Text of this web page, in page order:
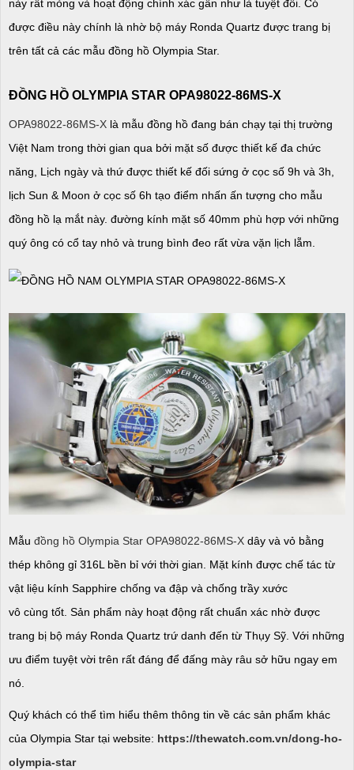
này rất mỏng và hoạt động chính xác gần như là tuyệt đối. Có
được điều này chính là nhờ bộ máy Ronda Quartz được trang bị
trên tất cả các mẫu đồng hồ Olympia Star.
ĐỒNG HỒ OLYMPIA STAR OPA98022-86MS-X
OPA98022-86MS-X là mẫu đồng hồ đang bán chạy tại thị trường
Việt Nam trong thời gian qua bởi mặt số được thiết kế đa chức
năng, Lịch ngày và thứ được thiết kế đối sứng ở cọc số 9h và 3h,
lịch Sun & Moon ở cọc số 6h tạo điểm nhấn ấn tượng cho mẫu
đồng hồ lạ mắt này. đường kính mặt số 40mm phù hợp với những
quý ông có cổ tay nhỏ và trung bình đeo rất vừa vặn lịch lẵm.
Mẫu đồng hồ Olympia Star OPA98022-86MS-X dây và vỏ bằng
thép không gỉ 316L bền bỉ với thời gian. Mặt kính được chế tác từ
vật liệu kính Sapphire chống va đập và chống trầy xước
vô cùng tốt. Sản phẩm này hoạt động rất chuẩn xác nhờ được
trang bị bộ máy Ronda Quartz trứ danh đến từ Thụy Sỹ. Với những
ưu điểm tuyệt vời trên rất đáng để đấng mày râu sở hữu ngay em
nó.
Quý khách có thể tìm hiểu thêm thông tin về các sản phẩm khác
của Olympia Star tại website: https://thewatch.com.vn/dong-ho-
olympia-star